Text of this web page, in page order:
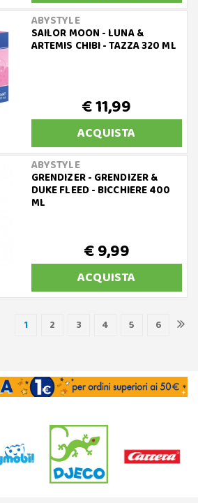
ABYSTYLE
SAILOR MOON - LUNA &
ARTEMIS CHIBI - TAZZA 320 ML
€ 11,99
ACQUISTA
ABYSTYLE
GRENDIZER - GRENDIZER &
DUKE FLEED - BICCHIERE 400
ML
€ 9,99
ACQUISTA
1 2 3 4 5 6